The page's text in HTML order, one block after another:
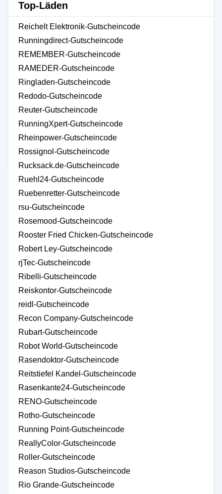
Top-Läden
Reichelt Elektronik-Gutscheincode
Runningdirect-Gutscheincode
REMEMBER-Gutscheincode
RAMEDER-Gutscheincode
Ringladen-Gutscheincode
Redodo-Gutscheincode
Reuter-Gutscheincode
RunningXpert-Gutscheincode
Rheinpower-Gutscheincode
Rossignol-Gutscheincode
Rucksack.de-Gutscheincode
Ruehl24-Gutscheincode
Ruebenretter-Gutscheincode
rsu-Gutscheincode
Rosemood-Gutscheincode
Rooster Fried Chicken-Gutscheincode
Robert Ley-Gutscheincode
rjTec-Gutscheincode
Ribelli-Gutscheincode
Reiskontor-Gutscheincode
reidl-Gutscheincode
Recon Company-Gutscheincode
Rubart-Gutscheincode
Robot World-Gutscheincode
Rasendoktor-Gutscheincode
Reitstiefel Kandel-Gutscheincode
Rasenkante24-Gutscheincode
RENO-Gutscheincode
Rotho-Gutscheincode
Running Point-Gutscheincode
ReallyColor-Gutscheincode
Roller-Gutscheincode
Reason Studios-Gutscheincode
Rio Grande-Gutscheincode